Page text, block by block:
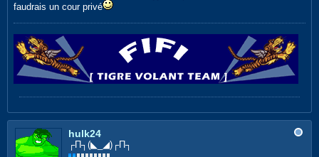
faudrais un cour privé
hulk24
┌П┐(◣_◢)┌П┐